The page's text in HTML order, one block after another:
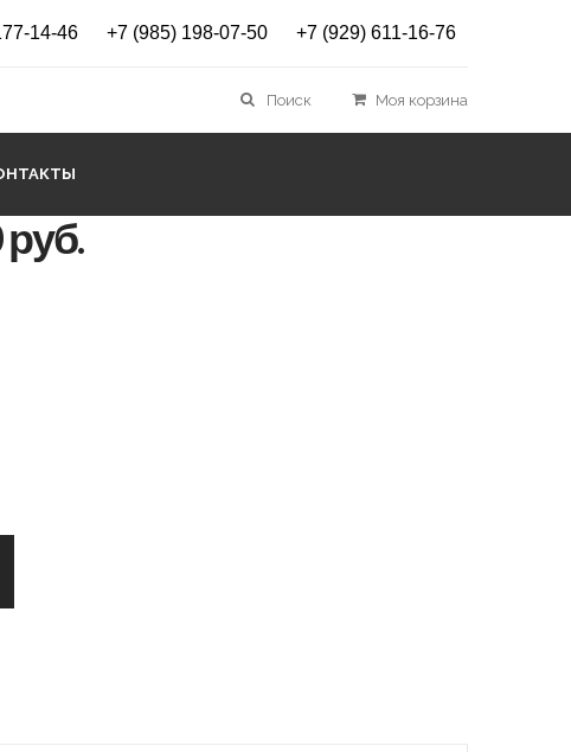
14-46 +7 (985) 198-07-50 +7 (929) 611-16-76
Поиск Моя корзина
L Black Stripes
Mirror